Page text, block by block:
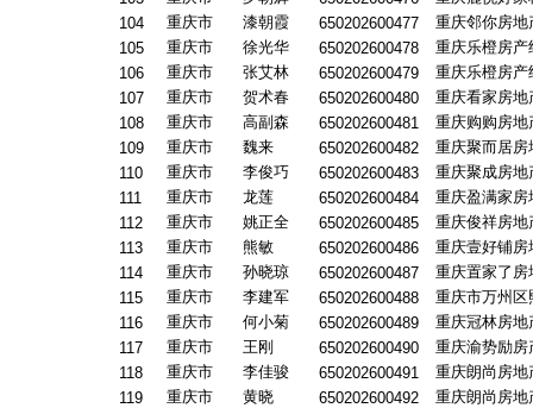
104
重庆市 漆朝霞 650202600477
重庆邻你房地
105
重庆市 徐光华 650202600478
重庆乐橙房产
106
重庆市 张艾林 650202600479
重庆乐橙房产
107
重庆市 贺术春 650202600480
重庆看家房地
108
重庆市 高副森 650202600481
重庆购购房地
109
重庆市 魏来 650202600482
重庆聚而居房
110
重庆市 李俊巧 650202600483
重庆聚成房地
111
重庆市 龙莲 650202600484
重庆盈满家房
112
重庆市 姚正全 650202600485
重庆俊祥房地
113
重庆市 熊敏 650202600486
重庆壹好铺房
114
重庆市 孙晓琼 650202600487
重庆置家了房
115
重庆市 李建军 650202600488
重庆市万州区
116
重庆市 何小菊 650202600489
重庆冠林房地
117
重庆市 王刚 650202600490
重庆渝势励房
118
重庆市 李佳骏 650202600491
重庆朗尚房地
119
重庆市 黄晓 650202600492
重庆朗尚房地